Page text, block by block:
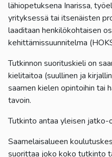
lähiopetuksena Inarissa,
yrityksessä tai itsenäisten
laaditaan henkilökohtaisen
kehittämissuunnitelma
Tutkinnon suorituskieli on
kielitaitoa (suullinen ja
saamen kielen opintoihin tai
tavoin.
Tutkinto antaa yleisen jatko-
Saamelaisalueen
suorittaa joko koko tutkinto